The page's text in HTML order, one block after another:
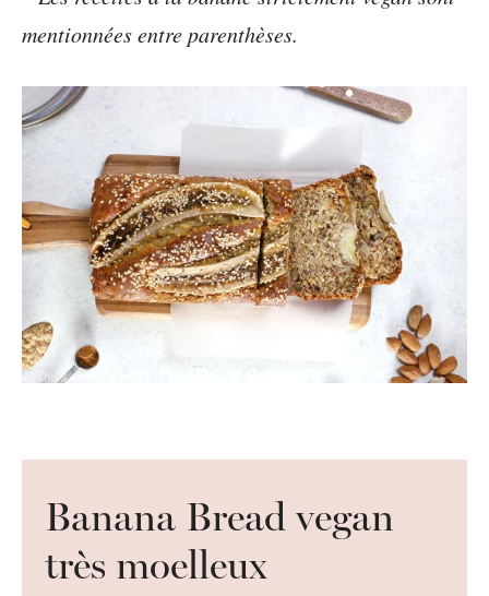
mentionnées entre parenthèses.
Banana Bread vegan
très moelleux